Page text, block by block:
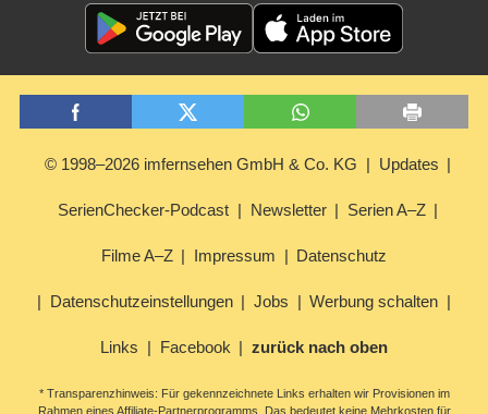
© 1998–2026 imfernsehen GmbH & Co. KG Updates
SerienChecker-Podcast Newsletter Serien A–Z
Filme A–Z Impressum Datenschutz
Datenschutzeinstellungen Jobs Werbung schalten
Links Facebook zurück nach oben
* Transparenzhinweis: Für gekennzeichnete Links erhalten wir Provisionen im
Rahmen eines Affiliate-Partnerprogramms. Das bedeutet keine Mehrkosten für